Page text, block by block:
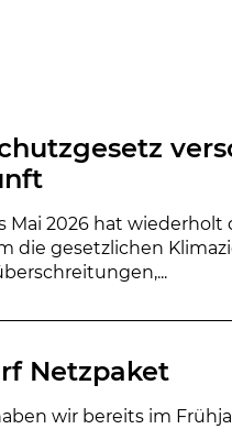
2026 hat
die gesetzlichen
Netzpaket
wir bereits im